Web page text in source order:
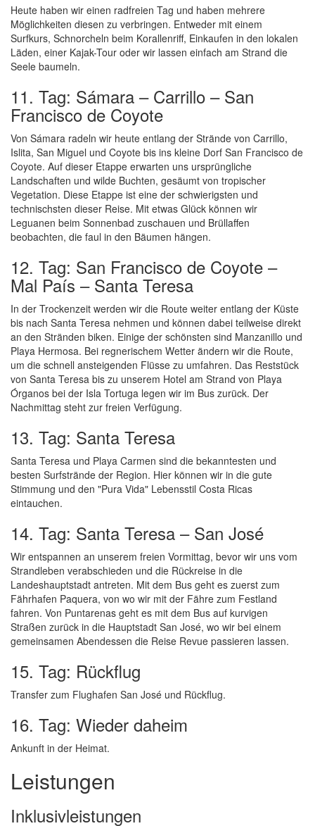
Heute haben wir einen radfreien Tag und haben mehrere
Möglichkeiten diesen zu verbringen. Entweder mit einem
Surfkurs, Schnorcheln beim Korallenriff, Einkaufen in den lokalen
Läden, einer Kajak-Tour oder wir lassen einfach am Strand die
Seele baumeln.
11. Tag: Sámara – Carrillo – San
Francisco de Coyote
Von Sámara radeln wir heute entlang der Strände von Carrillo,
Islita, San Miguel und Coyote bis ins kleine Dorf San Francisco de
Coyote. Auf dieser Etappe erwarten uns ursprüngliche
Landschaften und wilde Buchten, gesäumt von tropischer
Vegetation. Diese Etappe ist eine der schwierigsten und
technischsten dieser Reise. Mit etwas Glück können wir
Leguanen beim Sonnenbad zuschauen und Brüllaffen
beobachten, die faul in den Bäumen hängen.
12. Tag: San Francisco de Coyote –
Mal País – Santa Teresa
In der Trockenzeit werden wir die Route weiter entlang der Küste
bis nach Santa Teresa nehmen und können dabei teilweise direkt
an den Stränden biken. Einige der schönsten sind Manzanillo und
Playa Hermosa. Bei regnerischem Wetter ändern wir die Route,
um die schnell ansteigenden Flüsse zu umfahren. Das Reststück
von Santa Teresa bis zu unserem Hotel am Strand von Playa
Órganos bei der Isla Tortuga legen wir im Bus zurück. Der
Nachmittag steht zur freien Verfügung.
13. Tag: Santa Teresa
Santa Teresa und Playa Carmen sind die bekanntesten und
besten Surfstrände der Region. Hier können wir in die gute
Stimmung und den "Pura Vida" Lebensstil Costa Ricas
eintauchen.
14. Tag: Santa Teresa – San José
Wir entspannen an unserem freien Vormittag, bevor wir uns vom
Strandleben verabschieden und die Rückreise in die
Landeshauptstadt antreten. Mit dem Bus geht es zuerst zum
Fährhafen Paquera, von wo wir mit der Fähre zum Festland
fahren. Von Puntarenas geht es mit dem Bus auf kurvigen
Straßen zurück in die Hauptstadt San José, wo wir bei einem
gemeinsamen Abendessen die Reise Revue passieren lassen.
15. Tag: Rückflug
Transfer zum Flughafen San José und Rückflug.
16. Tag: Wieder daheim
Ankunft in der Heimat.
Leistungen
Inklusivleistungen